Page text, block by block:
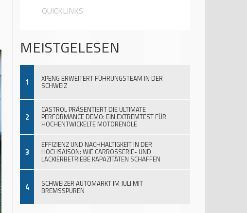
QUICKLINKS
MEISTGELESEN
1 XPENG ERWEITERT FÜHRUNGSTEAM IN DER
SCHWEIZ
2
CASTROL PRÄSENTIERT DIE ULTIMATE
PERFORMANCE DEMO: EIN EXTREMTEST FÜR
HOCHENTWICKELTE MOTORENÖLE
3
EFFIZIENZ UND NACHHALTIGKEIT IN DER
HOCHSAISON: WIE CARROSSERIE- UND
LACKIERBETRIEBE KAPAZITÄTEN SCHAFFEN
4 SCHWEIZER AUTOMARKT IM JULI MIT
BREMSSPUREN